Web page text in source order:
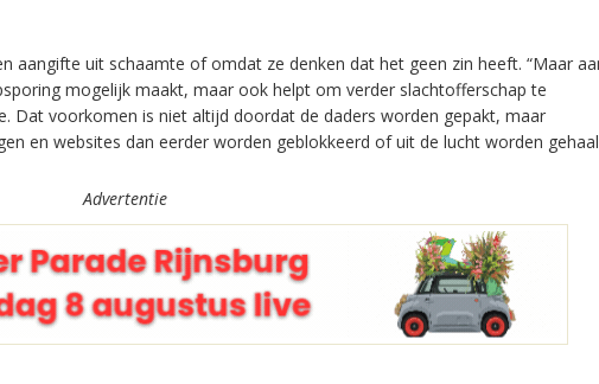
aangifte uit schaamte of omdat ze denken dat het geen zin heeft. “Maar
mogelijk maakt, maar ook helpt om verder slachtofferschap te
Dat voorkomen is niet altijd doordat de daders worden gepakt, maar
en websites dan eerder worden geblokkeerd of uit de lucht worden
Advertentie